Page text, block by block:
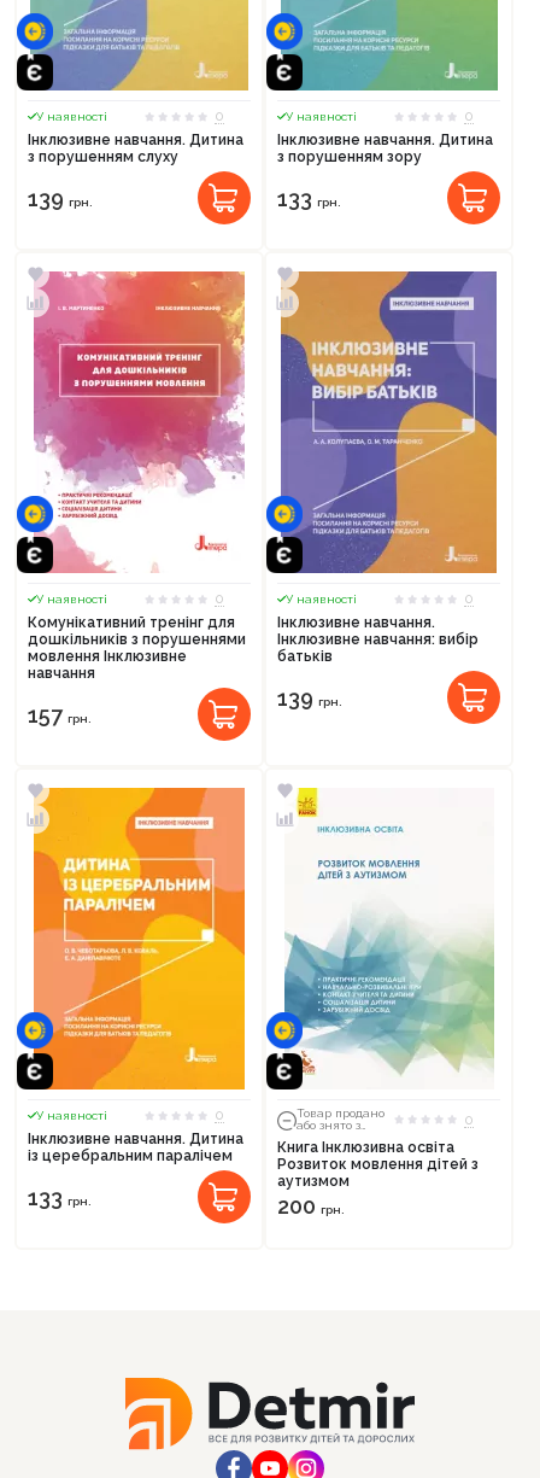
У наявності
0
Інклюзивне навчання. Дитина
з порушенням слуху
139 грн.
У наявності
0
Інклюзивне навчання. Дитина
з порушенням зору
133 грн.
У наявності
0
Комунікативний тренінг для
дошкільників з порушеннями
мовлення Інклюзивне
навчання
157 грн.
У наявності
0
Інклюзивне навчання.
Інклюзивне навчання: вибір
батьків
139 грн.
У наявності
0
Інклюзивне навчання. Дитина
із церебральним паралічем
133 грн.
Товар продано
або знято з
0
Книга Інклюзивна освіта
Розвиток мовлення дітей з
аутизмом
200 грн.